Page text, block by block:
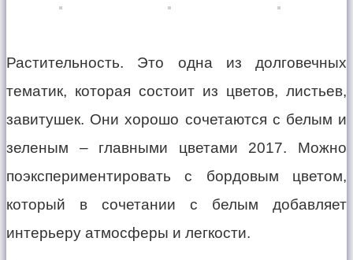
Растительность. Это одна из долговечных
тематик, которая состоит из цветов, листьев,
завитушек. Они хорошо сочетаются с белым и
зеленым – главными цветами 2017. Можно
поэкспериментировать с бордовым цветом,
который в сочетании с белым добавляет
интерьеру атмосферы и легкости.